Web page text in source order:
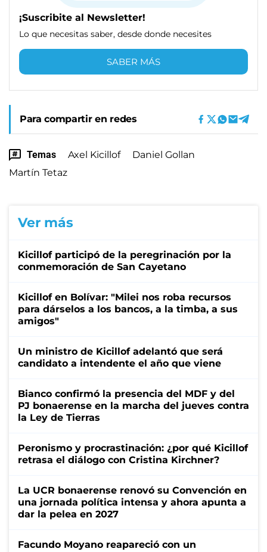
¡Suscribite al Newsletter!
Lo que necesitas saber, desde donde necesites
SABER MÁS
Para compartir en redes
Temas Axel Kicillof
Daniel Gollan
Martín Tetaz
Ver más
Kicillof participó de la peregrinación por la
conmemoración de San Cayetano
Kicillof en Bolívar: "Milei nos roba recursos
para dárselos a los bancos, a la timba, a sus
amigos"
Un ministro de Kicillof adelantó que será
candidato a intendente el año que viene
Bianco confirmó la presencia del MDF y del
PJ bonaerense en la marcha del jueves contra
la Ley de Tierras
Peronismo y procrastinación: ¿por qué Kicillof
retrasa el diálogo con Cristina Kirchner?
La UCR bonaerense renovó su Convención en
una jornada política intensa y ahora apunta a
dar la pelea en 2027
Facundo Moyano reapareció con un